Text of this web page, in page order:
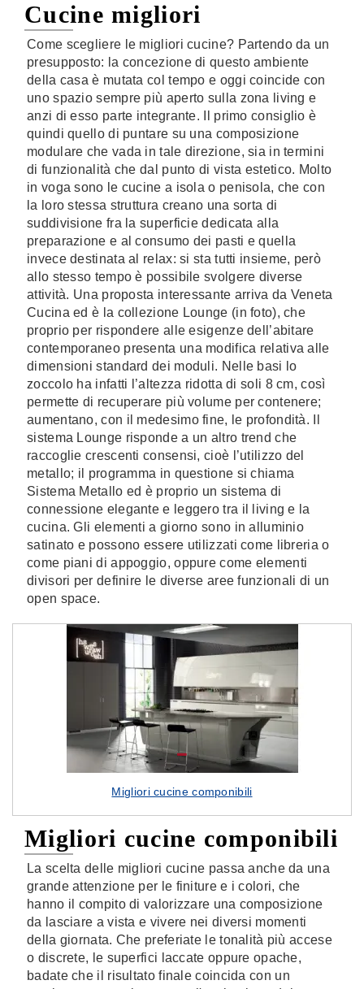
Cucine migliori
Come scegliere le migliori cucine? Partendo da un
presupposto: la concezione di questo ambiente
della casa è mutata col tempo e oggi coincide con
uno spazio sempre più aperto sulla zona living e
anzi di esso parte integrante. Il primo consiglio è
quindi quello di puntare su una composizione
modulare che vada in tale direzione, sia in termini
di funzionalità che dal punto di vista estetico. Molto
in voga sono le cucine a isola o penisola, che con
la loro stessa struttura creano una sorta di
suddivisione fra la superficie dedicata alla
preparazione e al consumo dei pasti e quella
invece destinata al relax: si sta tutti insieme, però
allo stesso tempo è possibile svolgere diverse
attività. Una proposta interessante arriva da Veneta
Cucina ed è la collezione Lounge (in foto), che
proprio per rispondere alle esigenze dell’abitare
contemporaneo presenta una modifica relativa alle
dimensioni standard dei moduli. Nelle basi lo
zoccolo ha infatti l’altezza ridotta di soli 8 cm, così
permette di recuperare più volume per contenere;
aumentano, con il medesimo fine, le profondità. Il
sistema Lounge risponde a un altro trend che
raccoglie crescenti consensi, cioè l’utilizzo del
metallo; il programma in questione si chiama
Sistema Metallo ed è proprio un sistema di
connessione elegante e leggero tra il living e la
cucina. Gli elementi a giorno sono in alluminio
satinato e possono essere utilizzati come libreria o
come piani di appoggio, oppure come elementi
divisori per definire le diverse aree funzionali di un
open space.
Migliori cucine componibili
Migliori cucine componibili
La scelta delle migliori cucine passa anche da una
grande attenzione per le finiture e i colori, che
hanno il compito di valorizzare una composizione
da lasciare a vista e vivere nei diversi momenti
della giornata. Che preferiate le tonalità più accese
o discrete, le superfici laccate oppure opache,
badate che il risultato finale coincida con un